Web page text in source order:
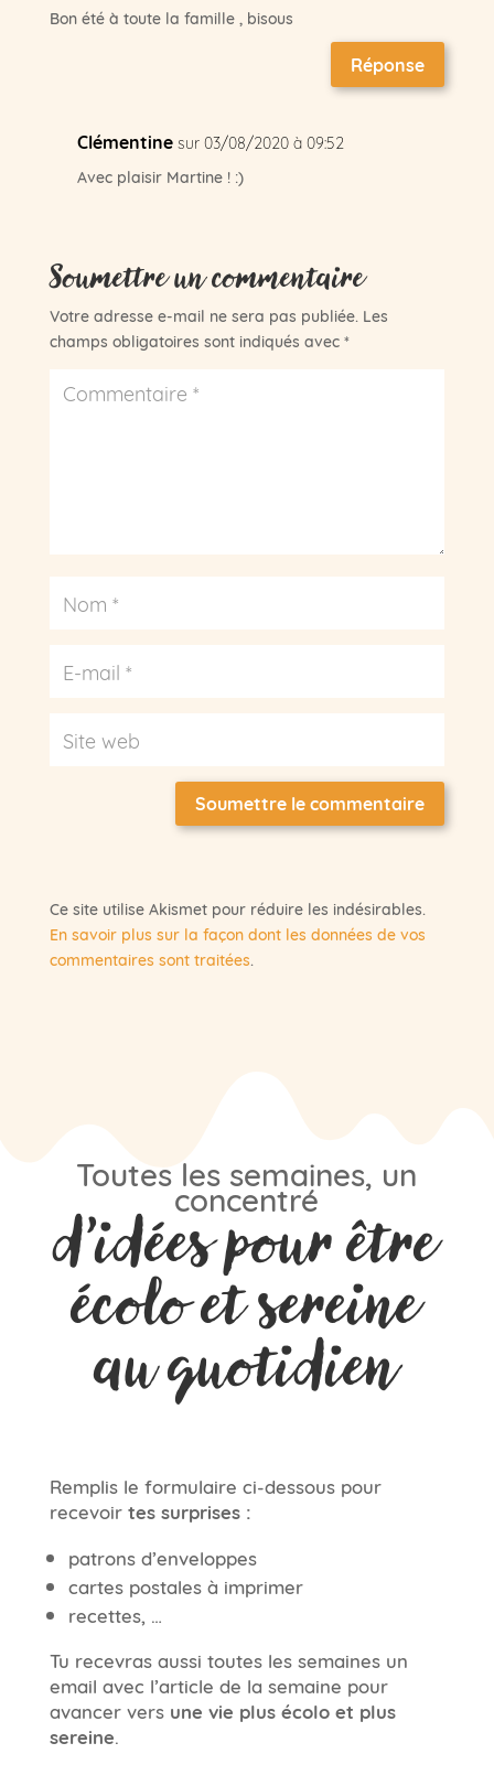
Bon été à toute la famille , bisous
Réponse
Clémentine sur 03/08/2020 à 09:52
Avec plaisir Martine ! :)
Soumettre un commentaire
Votre adresse e-mail ne sera pas publiée. Les
champs obligatoires sont indiqués avec *
Soumettre le commentaire
Ce site utilise Akismet pour réduire les indésirables.
En savoir plus sur la façon dont les données de vos
commentaires sont traitées.
Toutes les semaines, un
concentré
d’idées pour être
écolo et sereine
au quotidien
Remplis le formulaire ci-dessous pour
recevoir tes surprises :
patrons d’enveloppes
cartes postales à imprimer
recettes, …
Tu recevras aussi toutes les semaines un
email avec l’article de la semaine pour
avancer vers une vie plus écolo et plus
sereine